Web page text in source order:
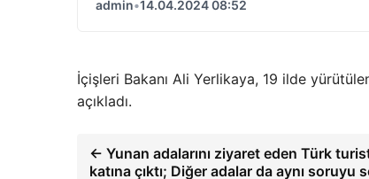
admin•14.04.2024 08:52
İçişleri Bakanı Ali Yerlikaya, 19 ilde
açıkladı.
← Yunan adalarını ziyaret eden Türk
katına çıktı; Diğer adalar da aynı soruyu